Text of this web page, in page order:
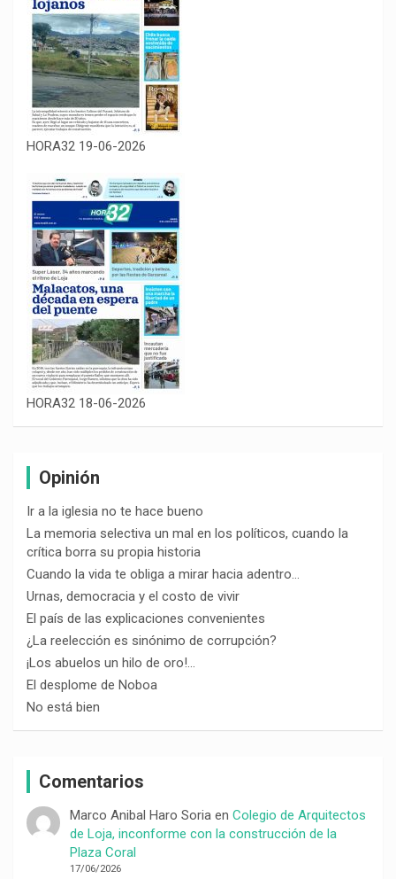
HORA32 19-06-2026
HORA32 18-06-2026
Opinión
Ir a la iglesia no te hace bueno
La memoria selectiva un mal en los políticos, cuando la
crítica borra su propia historia
Cuando la vida te obliga a mirar hacia adentro…
Urnas, democracia y el costo de vivir
El país de las explicaciones convenientes
¿La reelección es sinónimo de corrupción?
¡Los abuelos un hilo de oro!…
El desplome de Noboa
No está bien
Comentarios
Marco Anibal Haro Soriaen Colegio de Arquitectos
de Loja, inconforme con la construcción de la
Plaza Coral
17/06/2026